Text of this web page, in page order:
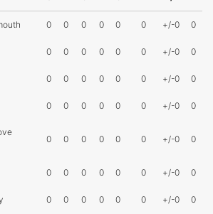
0 0 0 0 0 0 +/-0 0
0 0 0 0 0 0 +/-0 0
0 0 0 0 0 0 +/-0 0
0 0 0 0 0 0 +/-0 0
0 0 0 0 0 0 +/-0 0
0 0 0 0 0 0 +/-0 0
0 0 0 0 0 0 +/-0 0